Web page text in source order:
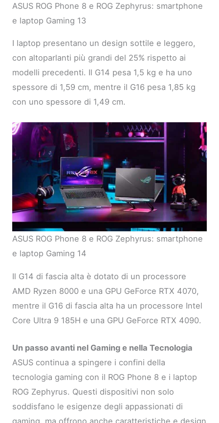
ASUS ROG Phone 8 e ROG Zephyrus: smartphone
e laptop Gaming 13
I laptop presentano un design sottile e leggero,
con altoparlanti più grandi del 25% rispetto ai
modelli precedenti. Il G14 pesa 1,5 kg e ha uno
spessore di 1,59 cm, mentre il G16 pesa 1,85 kg
con uno spessore di 1,49 cm.
ASUS ROG Phone 8 e ROG Zephyrus: smartphone
e laptop Gaming 14
Il G14 di fascia alta è dotato di un processore
AMD Ryzen 8000 e una GPU GeForce RTX 4070,
mentre il G16 di fascia alta ha un processore Intel
Core Ultra 9 185H e una GPU GeForce RTX 4090.
Un passo avanti nel Gaming e nella Tecnologia
ASUS continua a spingere i confini della
tecnologia gaming con il ROG Phone 8 e i laptop
ROG Zephyrus. Questi dispositivi non solo
soddisfano le esigenze degli appassionati di